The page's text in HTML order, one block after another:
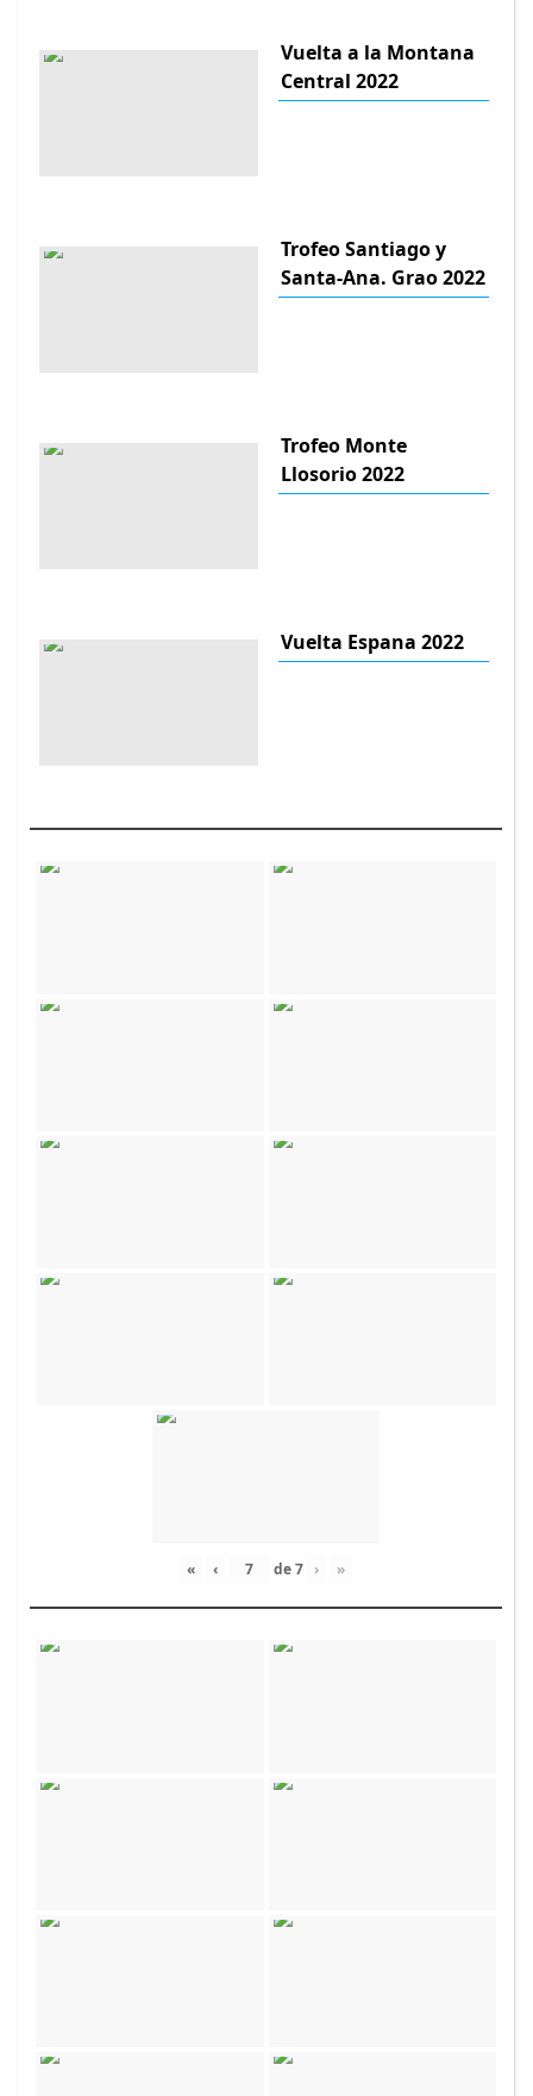
Vuelta a la Montana
Central 2022
Trofeo Santiago y
Santa-Ana. Grao 2022
Trofeo Monte
Llosorio 2022
Vuelta Espana 2022
« ‹ de7 › »